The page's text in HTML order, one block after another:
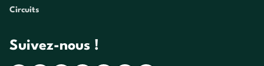
Circuits
Suivez-nous !